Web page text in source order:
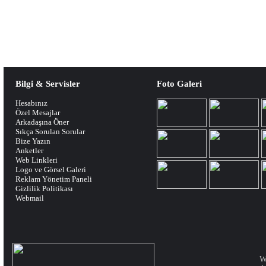
Bilgi & Servisler
Hesabınız
Özel Mesajlar
Arkadaşına Öner
Sıkça Sorulan Sorular
Bize Yazın
Anketler
Web Linkleri
Logo ve Görsel Galeri
Reklam Yönetim Paneli
Gizlilik Politikası
Webmail
Foto Galeri